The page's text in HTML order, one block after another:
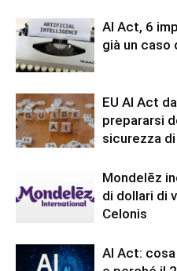
AI Act, 6
già un caso
EU AI Act
prepararsi
sicurezza
Mondelēz
di dollari di
Celonis
AI Act: